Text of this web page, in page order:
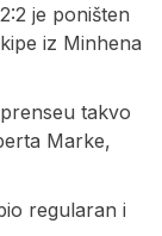
je poništen
iz Minhena
takvo
Marke,
regularan i